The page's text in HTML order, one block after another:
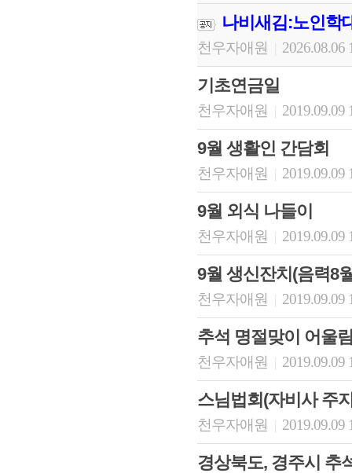
나비새김:노인학
천우자애원 2026.08.06
기초연금일
천우자애원 2019.09.09
9월 생활인 간담회
천우자애원 2019.09.09
9월 외식 나들이
천우자애원 2019.09.09
9월 생신잔치(음력8
천우자애원 2019.09.09
추석 명절맞이 어울
천우자애원 2019.09.09
스님법회(자비사 주
천우자애원 2019.09.09
경상북도, 경주시 추